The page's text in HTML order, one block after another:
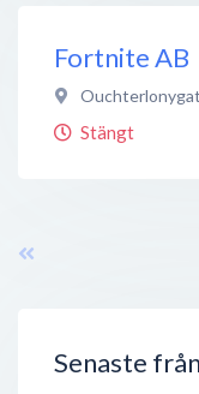
Senaste från
Fortnite AB
Stängt